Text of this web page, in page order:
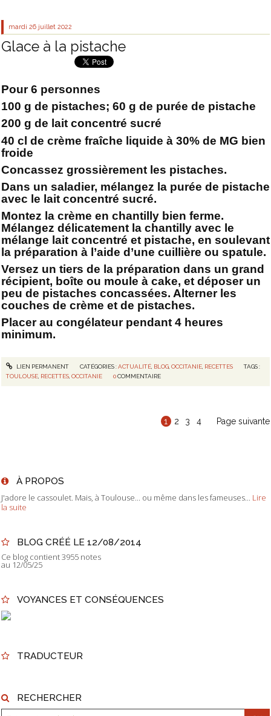
mardi 26 juillet 2022
Glace à la pistache
Pour 6 personnes
100 g de pistaches; 60 g de purée de pistache
200 g de lait concentré sucré
40 cl de crème fraîche liquide à 30% de MG bien
froide
Concassez grossièrement les pistaches.
Dans un saladier, mélangez la purée de pistache
avec le lait concentré sucré.
Montez la crème en chantilly bien ferme.
Mélangez délicatement la chantilly avec le
mélange lait concentré et pistache, en soulevant
la préparation à l’aide d’une cuillière ou spatule.
Versez un tiers de la préparation dans un grand
récipient, boîte ou moule à cake, et déposer un
peu de pistaches concassées. Alterner les
couches de crème et de pistaches.
Placer au congélateur pendant 4 heures
minimum.
LIEN PERMANENT CATÉGORIES :ACTUALITÉ, BLOG, OCCITANIE, RECETTES
TAGS :
TOULOUSE RECETTES ,OCCITANIE 0 COMMENTAIRE
1 2 3 4 Page suivante
À PROPOS
J'adore le cassoulet. Mais, à Toulouse... ou même dans les fameuses...
Lire
la suite
BLOG CRÉÉ LE 12/08/2014
Ce blog contient 3955 notes
au 12/05/25
VOYANCES ET CONSÉQUENCES
TRADUCTEUR
RECHERCHER